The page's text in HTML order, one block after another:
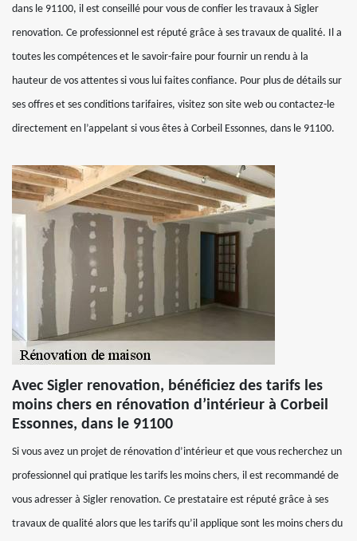
dans le 91100, il est conseillé pour vous de confier les travaux à Sigler
renovation. Ce professionnel est réputé grâce à ses travaux de qualité. Il a
toutes les compétences et le savoir-faire pour fournir un rendu à la
hauteur de vos attentes si vous lui faites confiance. Pour plus de détails sur
ses offres et ses conditions tarifaires, visitez son site web ou contactez-le
directement en l’appelant si vous êtes à Corbeil Essonnes, dans le 91100.
Avec Sigler renovation, bénéficiez des tarifs les
moins chers en rénovation d’intérieur à Corbeil
Essonnes, dans le 91100
Si vous avez un projet de rénovation d’intérieur et que vous recherchez un
professionnel qui pratique les tarifs les moins chers, il est recommandé de
vous adresser à Sigler renovation. Ce prestataire est réputé grâce à ses
travaux de qualité alors que les tarifs qu’il applique sont les moins chers du